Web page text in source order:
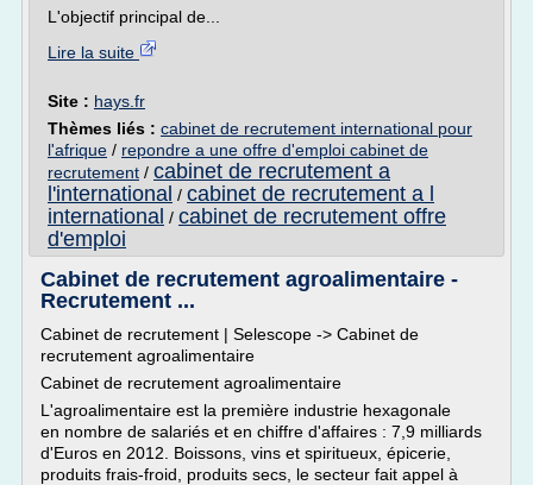
L'objectif principal de...
Lire la suite
Site : hays.fr
Thèmes liés : cabinet de recrutement international pour
l'afrique / repondre a une offre d'emploi cabinet de
recrutement / cabinet de recrutement a
l'international / cabinet de recrutement a l
international / cabinet de recrutement offre
d'emploi
Cabinet de recrutement agroalimentaire -
Recrutement ...
Cabinet de recrutement | Selescope -> Cabinet de
recrutement agroalimentaire
Cabinet de recrutement agroalimentaire
L'agroalimentaire est la première industrie hexagonale
en nombre de salariés et en chiffre d'affaires : 7,9 milliards
d'Euros en 2012. Boissons, vins et spiritueux, épicerie,
produits frais-froid, produits secs, le secteur fait appel à